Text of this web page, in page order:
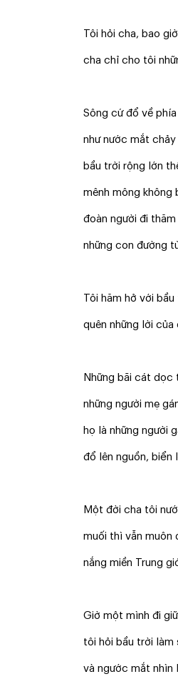
Tôi hỏi cha, bao
cha chỉ cho tôi
Sông cứ đổ về phía
như nước mắt chảy
bầu trời rộng lớn
mênh mông không
đoàn người đi
những con đường
Tôi hăm hở với
quên những lời của
Những bãi cát dọc
những người mẹ
họ là những người
đổ lên nguồn, biển
Một đời cha tôi
muối thì vẫn muôn
nắng miền Trung
Giờ một mình đi
tôi hỏi bầu trời làm
và ngước mắt nhìn